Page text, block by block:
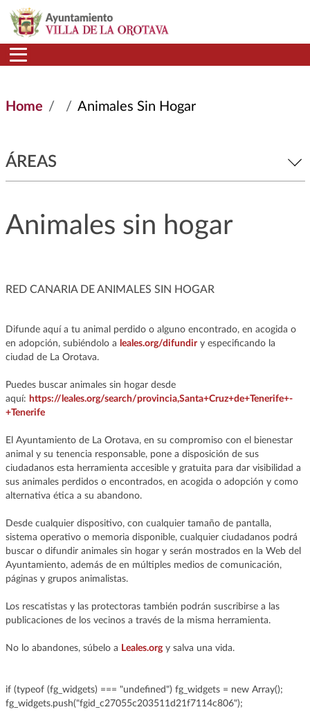
Skip to main content
Home Animales Sin Hogar
ÁREAS
Animales sin hogar
RED CANARIA DE ANIMALES SIN HOGAR
Difunde aquí a tu animal perdido o alguno encontrado, en acogida o
en adopción, subiéndolo a leales.org/difundiry especificando la
ciudad de La Orotava.
Puedes buscar animales sin hogar desde
aquí: https://leales.org/search/provincia,Santa+Cruz+de+Tenerife+-
+Tenerife
El Ayuntamiento de La Orotava, en su compromiso con el bienestar
animal y su tenencia responsable, pone a disposición de sus
ciudadanos esta herramienta accesible y gratuita para dar visibilidad a
sus animales perdidos o encontrados, en acogida o adopción y como
alternativa ética a su abandono.
Desde cualquier dispositivo, con cualquier tamaño de pantalla,
sistema operativo o memoria disponible, cualquier ciudadanos podrá
buscar o difundir animales sin hogar y serán mostrados en la Web del
Ayuntamiento, además de en múltiples medios de comunicación,
páginas y grupos animalistas.
Los rescatistas y las protectoras también podrán suscribirse a las
publicaciones de los vecinos a través de la misma herramienta.
No lo abandones, súbelo a Leales.orgy salva una vida.
if (typeof (fg_widgets) === "undefined") fg_widgets = new Array();
fg_widgets.push("fgid_c27055c203511d21f7114c806");